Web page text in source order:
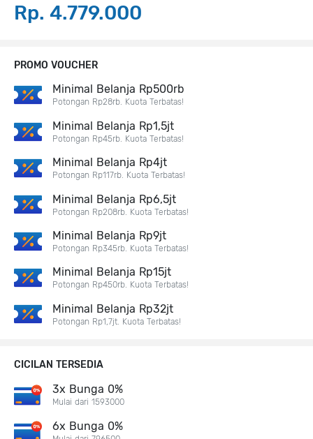
Rp. 4.779.000
PROMO VOUCHER
Minimal Belanja Rp500rb
Potongan Rp28rb. Kuota Terbatas!
Minimal Belanja Rp1,5jt
Potongan Rp45rb. Kuota Terbatas!
Minimal Belanja Rp4jt
Potongan Rp117rb. Kuota Terbatas!
Minimal Belanja Rp6,5jt
Potongan Rp208rb. Kuota Terbatas!
Minimal Belanja Rp9jt
Potongan Rp345rb. Kuota Terbatas!
Minimal Belanja Rp15jt
Potongan Rp450rb. Kuota Terbatas!
Minimal Belanja Rp32jt
Potongan Rp1,7jt. Kuota Terbatas!
CICILAN TERSEDIA
3x Bunga 0%
Mulai dari 1593000
6x Bunga 0%